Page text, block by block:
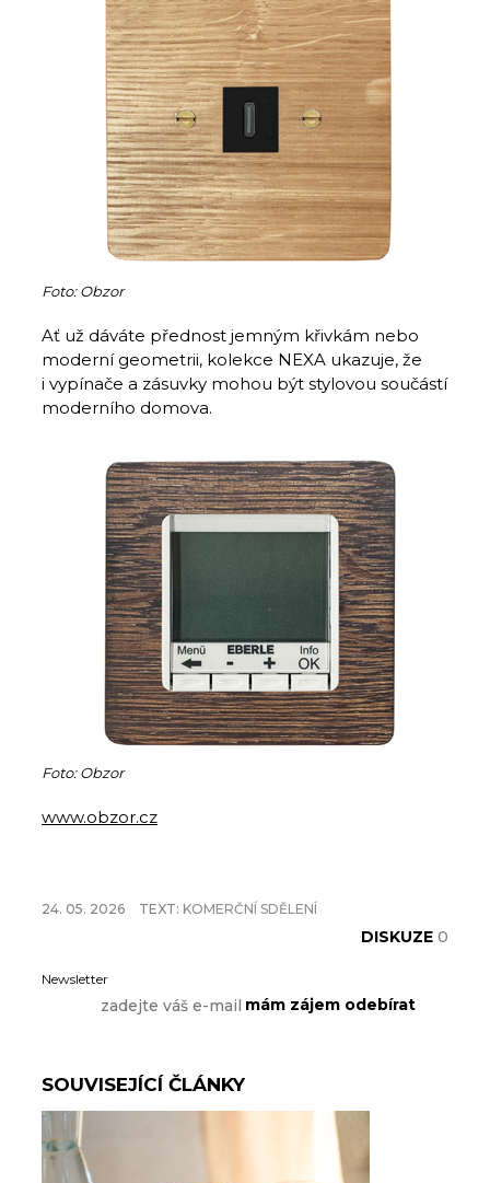
Foto: Obzor
Ať už dáváte přednost jemným křivkám nebo
moderní geometrii, kolekce NEXA ukazuje, že
i vypínače a zásuvky mohou být stylovou součástí
moderního domova.
Foto: Obzor
www.obzor.cz
24. 05. 2026 TEXT: KOMERČNÍ SDĚLENÍ
DISKUZE 0
Newsletter
SOUVISEJÍCÍ ČLÁNKY